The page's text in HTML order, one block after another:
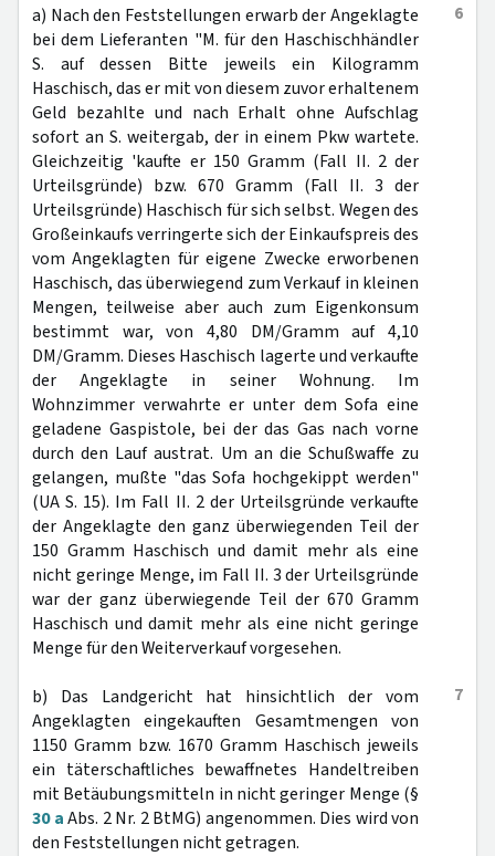
6
a) Nach den Feststellungen erwarb der Angeklagte
bei dem Lieferanten "M. für den Haschischhändler
S. auf dessen Bitte jeweils ein Kilogramm
Haschisch, das er mit von diesem zuvor erhaltenem
Geld bezahlte und nach Erhalt ohne Aufschlag
sofort an S. weitergab, der in einem Pkw wartete.
Gleichzeitig 'kaufte er 150 Gramm (Fall II. 2 der
Urteilsgründe) bzw. 670 Gramm (Fall II. 3 der
Urteilsgründe) Haschisch für sich selbst. Wegen des
Großeinkaufs verringerte sich der Einkaufspreis des
vom Angeklagten für eigene Zwecke erworbenen
Haschisch, das überwiegend zum Verkauf in kleinen
Mengen, teilweise aber auch zum Eigenkonsum
bestimmt war, von 4,80 DM/Gramm auf 4,10
DM/Gramm. Dieses Haschisch lagerte und verkaufte
der Angeklagte in seiner Wohnung. Im
Wohnzimmer verwahrte er unter dem Sofa eine
geladene Gaspistole, bei der das Gas nach vorne
durch den Lauf austrat. Um an die Schußwaffe zu
gelangen, mußte "das Sofa hochgekippt werden"
(UA S. 15). Im Fall II. 2 der Urteilsgründe verkaufte
der Angeklagte den ganz überwiegenden Teil der
150 Gramm Haschisch und damit mehr als eine
nicht geringe Menge, im Fall II. 3 der Urteilsgründe
war der ganz überwiegende Teil der 670 Gramm
Haschisch und damit mehr als eine nicht geringe
Menge für den Weiterverkauf vorgesehen.
7
b) Das Landgericht hat hinsichtlich der vom
Angeklagten eingekauften Gesamtmengen von
1150 Gramm bzw. 1670 Gramm Haschisch jeweils
ein täterschaftliches bewaffnetes Handeltreiben
mit Betäubungsmitteln in nicht geringer Menge (§
30 aAbs. 2 Nr. 2 BtMG) angenommen. Dies wird von
den Feststellungen nicht getragen.